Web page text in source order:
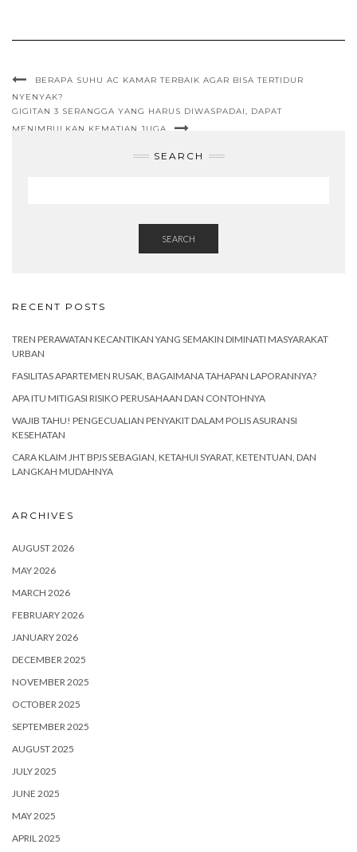
BERAPA SUHU AC KAMAR TERBAIK AGAR BISA TERTIDUR
NYENYAK?
GIGITAN 3 SERANGGA YANG HARUS DIWASPADAI, DAPAT
MENIMBULKAN KEMATIAN JUGA
SEARCH
SEARCH
RECENT POSTS
TREN PERAWATAN KECANTIKAN YANG SEMAKIN DIMINATI MASYARAKAT
URBAN
FASILITAS APARTEMEN RUSAK, BAGAIMANA TAHAPAN LAPORANNYA?
APA ITU MITIGASI RISIKO PERUSAHAAN DAN CONTOHNYA
WAJIB TAHU! PENGECUALIAN PENYAKIT DALAM POLIS ASURANSI
KESEHATAN
CARA KLAIM JHT BPJS SEBAGIAN, KETAHUI SYARAT, KETENTUAN, DAN
LANGKAH MUDAHNYA
ARCHIVES
AUGUST 2026
MAY 2026
MARCH 2026
FEBRUARY 2026
JANUARY 2026
DECEMBER 2025
NOVEMBER 2025
OCTOBER 2025
SEPTEMBER 2025
AUGUST 2025
JULY 2025
JUNE 2025
MAY 2025
APRIL 2025